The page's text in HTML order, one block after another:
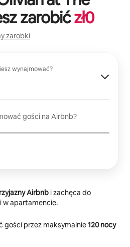
zarobićzł0
zarobki
wynajmować?
gości na Airbnb?
Airbnb i zachęca do
w apartamencie.
gości przez maksymalnie120 nocy